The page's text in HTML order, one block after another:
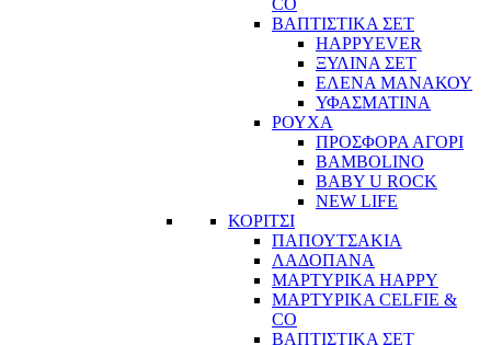
ΒΑΠΤΙΣΤΙΚΑ ΣΕΤ
HAPPYEVER
ΞΥΛΙΝΑ ΣΕΤ
ΕΛΕΝΑ ΜΑΝΑΚΟΥ
ΥΦΑΣΜΑΤΙΝΑ
ΡΟΥΧΑ
ΠΡΟΣΦΟΡΑ ΑΓΟΡΙ
BAMBOLINO
BABY U ROCK
NEW LIFE
ΚΟΡΙΤΣΙ
ΠΑΠΟΥΤΣΑΚΙΑ
ΛΑΔΟΠΑΝΑ
ΜΑΡΤΥΡΙΚΑ HAPPY
ΜΑΡΤΥΡΙΚΑ CELFIE &
CO
ΒΑΠΤΙΣΤΙΚΑ ΣΕΤ